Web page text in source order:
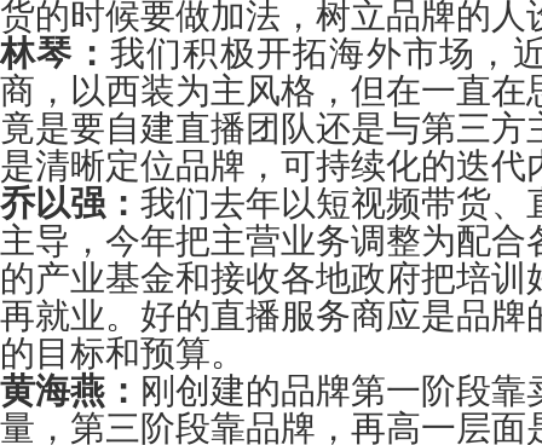
货的时候要做加法，树立品牌的人
林琴： 我们积极开拓海外市场，
商，以西装为主风格，但在一直在
竟是要自建直播团队还是与第三
是清晰定位品牌，可持续化的迭代
乔以强： 我们去年以短视频带货、
主导，今年把主营业务调整为配
的产业基金和接收各地政府把培
再就业。好的直播服务商应是品牌
的目标和预算。
黄海燕： 刚创建的品牌第一阶段
量，第三阶段靠品牌，再高一层面